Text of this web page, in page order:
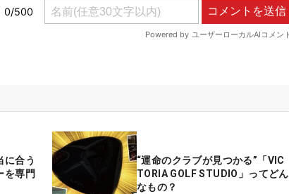
に合う
を専門
“運命のクラブが見つかる”「VIC
TORIA GOLF STUDIO」ってどん
なもの？